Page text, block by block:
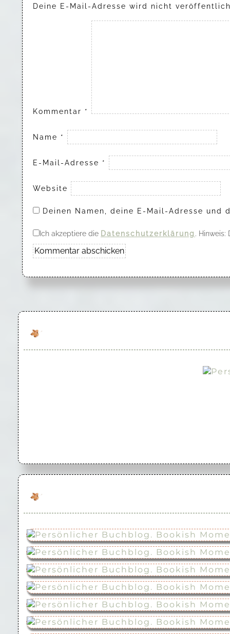
Deine E-Mail-Adresse wird nicht
Kommentar *
Name *
E-Mail-Adresse *
Website
Deinen Namen, deine E-Mail-Adresse
Ich akzeptiere die Datenschutzerklärung .